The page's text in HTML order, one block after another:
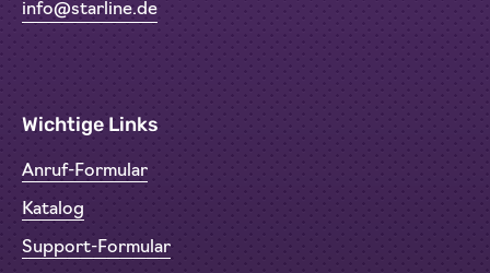
info@starline.de
Wichtige Links
Anruf-Formular
Katalog
Support-Formular